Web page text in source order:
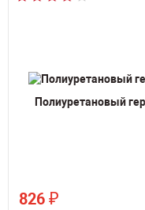
Полиуретановый
826 ₽